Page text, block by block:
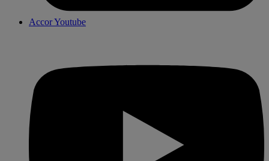
Accor Youtube